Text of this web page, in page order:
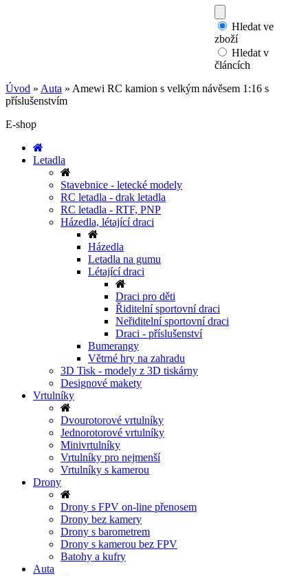
Hledat ve
zboží
Hledat v
článcích
Úvod » Auta » Amewi RC kamion s velkým návěsem 1:16 s
příslušenstvím
E-shop
Letadla
Stavebnice - letecké modely
RC letadla - drak letadla
RC letadla - RTF, PNP
Házedla, létající draci
Házedla
Letadla na gumu
Létající draci
Draci pro děti
Řiditelní sportovní draci
Neřiditelní sportovní draci
Draci - příslušenství
Bumerangy
Větrné hry na zahradu
3D Tisk - modely z 3D tiskárny
Designové makety
Vrtulníky
Dvourotorové vrtulníky
Jednorotorové vrtulníky
Minivrtulníky
Vrtulníky pro nejmenší
Vrtulníky s kamerou
Drony
Drony s FPV on-line přenosem
Drony bez kamery
Drony s barometrem
Drony s kamerou bez FPV
Batohy a kufry
Auta